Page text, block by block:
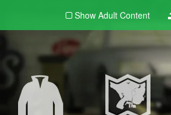
Show Adult Content